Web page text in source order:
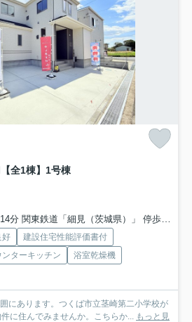
全1棟】 1号棟
分 関東鉄道「細見（茨城県）」 停歩7分
好
建設住宅性能評価書付
ンターキッチン
浴室乾燥機
にあります。つくば市立茎崎第二小学校が
に住んでみませんか。こちらか...
もっと見